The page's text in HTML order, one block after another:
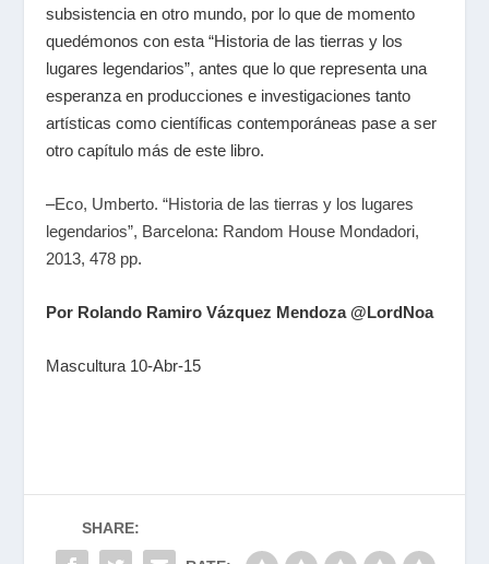
subsistencia en otro mundo, por lo que de momento
quedémonos con esta “Historia de las tierras y los
lugares legendarios”, antes que lo que representa una
esperanza en producciones e investigaciones tanto
artísticas como científicas contemporáneas pase a ser
otro capítulo más de este libro.
–Eco, Umberto. “Historia de las tierras y los lugares
legendarios”, Barcelona: Random House Mondadori,
2013, 478 pp.
Por Rolando Ramiro Vázquez Mendoza @LordNoa
Mascultura 10-Abr-15
SHARE: